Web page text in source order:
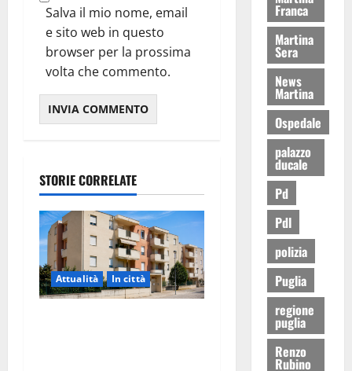
Salva il mio nome, email
e sito web in questo
browser per la prossima
volta che commento.
STORIE CORRELATE
Attualità In città
Franca
Martina
Sera
News
Martina
Ospedale
palazzo
ducale
Pd
Pdl
polizia
Puglia
regione
puglia
Renzo
Rubino